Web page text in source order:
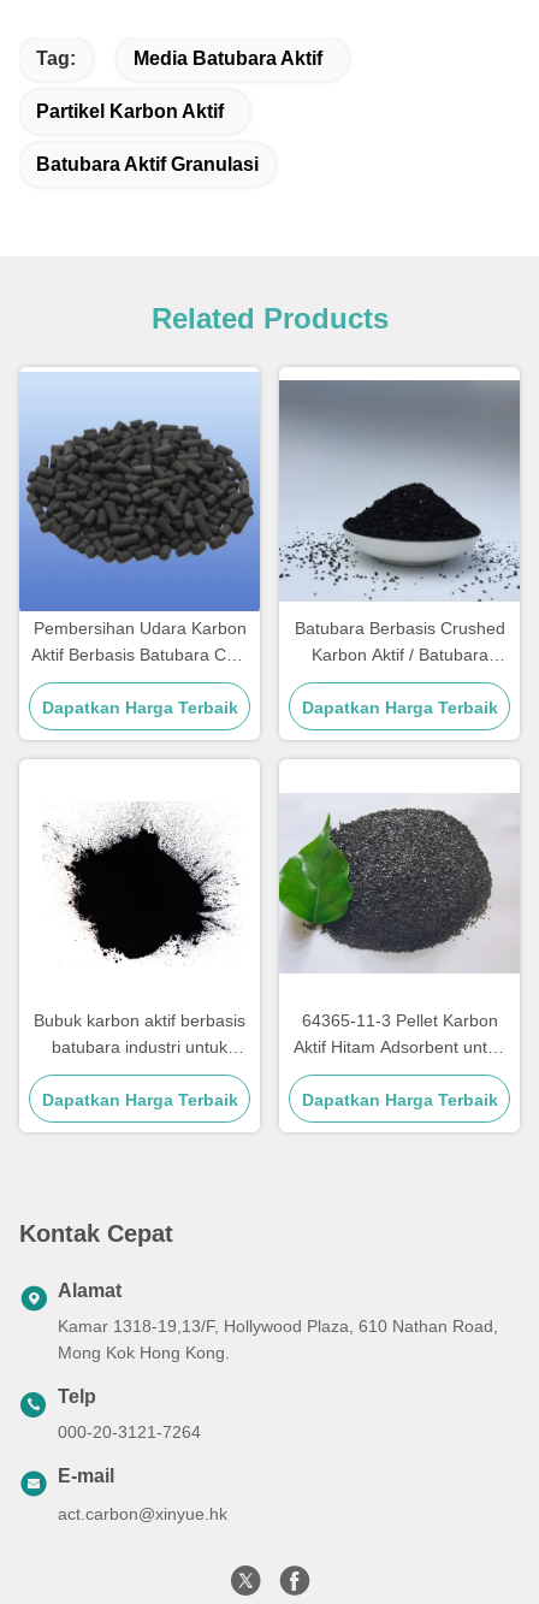
Tag: Media Batubara Aktif
Partikel Karbon Aktif
Batubara Aktif Granulasi
Related Products
Pembersihan Udara Karbon
Aktif Berbasis Batubara CAS
64365-11-3 Karbon Aktif
Kolom
Dapatkan Harga Terbaik
Batubara Berbasis Crushed
Karbon Aktif / Batubara
Karbon Aktif Untuk klarifikasi
Dapatkan Harga Terbaik
Bubuk karbon aktif berbasis
batubara industri untuk
pengolahan limbah
Dapatkan Harga Terbaik
64365-11-3 Pellet Karbon
Aktif Hitam Adsorbent untuk
Pembersihan Gas
Dapatkan Harga Terbaik
Kontak Cepat
Alamat
Kamar 1318-19,13/F, Hollywood Plaza, 610 Nathan Road,
Mong Kok Hong Kong.
Telp
000-20-3121-7264
E-mail
act.carbon@xinyue.hk